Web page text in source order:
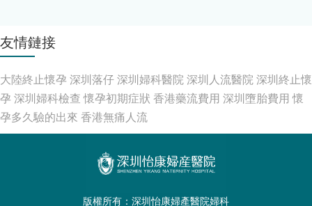
友情鏈接
大陸終止懷孕 深圳落仔深圳婦科醫院深圳人流醫院深圳終止懷
孕 深圳婦科檢查 懷孕初期症狀 香港藥流費用 深圳墮胎費用 懷
孕多久驗的出來 香港無痛人流
版權所有：深圳怡康婦產醫院婦科